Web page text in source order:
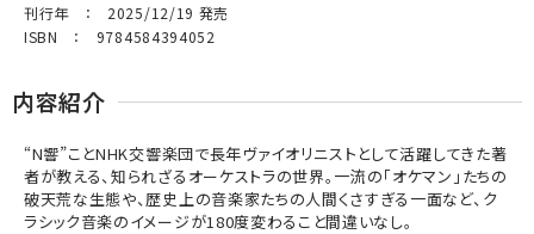
刊行年 ： 2025/12/19 発売
ISBN ： 9784584394052
内容紹介
“N響”ことNHK交響楽団で長年ヴァイオリニストとして活躍してきた著
者が教える、知られざるオーケストラの世界。一流の「オケマン」たちの
破天荒な生態や、歴史上の音楽家たちの人間くさすぎる一面など、ク
ラシック音楽のイメージが180度変わること間違いなし。